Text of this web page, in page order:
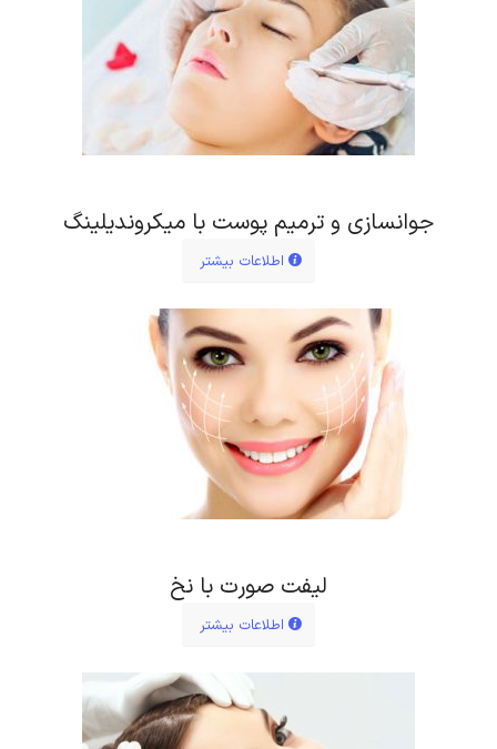
جوانسازی و ترمیم پوست با میکروندیلینگ
اطلاعات بیشتر
لیفت صورت با نخ
اطلاعات بیشتر